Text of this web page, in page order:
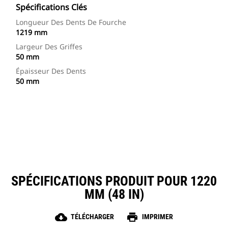
Spécifications Clés
Longueur Des Dents De Fourche
1219 mm
Largeur Des Griffes
50 mm
Épaisseur Des Dents
50 mm
SPÉCIFICATIONS PRODUIT POUR 1220
MM (48 IN)
cloud_download TÉLÉCHARGER print IMPRIMER